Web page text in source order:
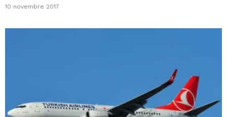
10 novembre 2017